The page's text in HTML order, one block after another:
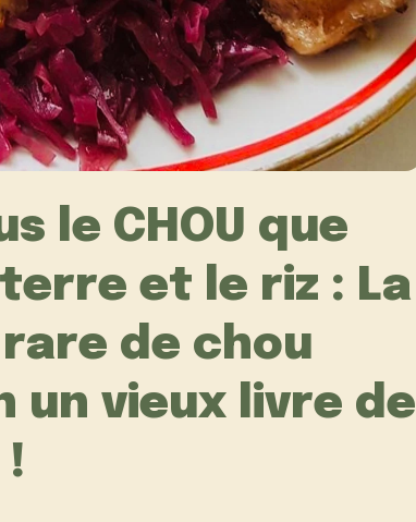
le CHOU que
et le riz : La
rare de chou
un vieux livre de